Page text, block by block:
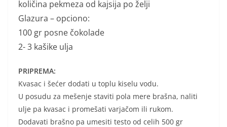
količina pekmeza od kajsija po želji
Glazura – opciono:
100 gr posne čokolade
2- 3 kašike ulja
PRIPREMA:
Kvasac i šećer dodati u toplu kiselu vodu.
U posudu za mešenje staviti pola mere brašna, naliti
ulje pa kvasac i promešati varjačom ili rukom.
Dodavati brašno pa umesiti testo od celih 500 gr